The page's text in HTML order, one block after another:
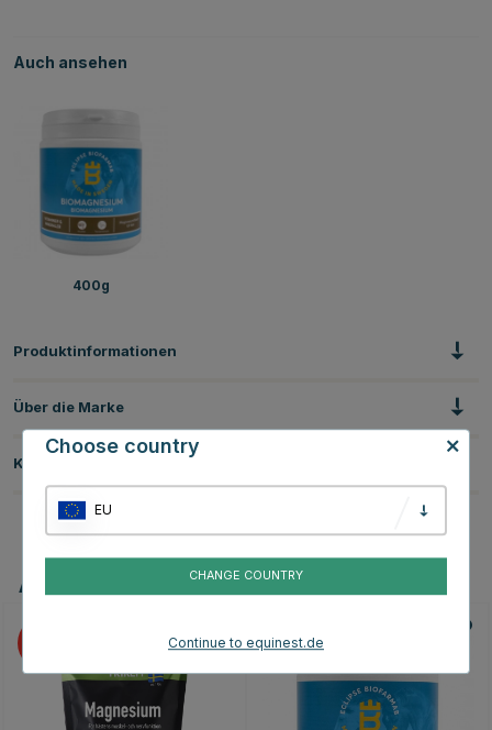
Auch ansehen
400g
Produktinformationen
Über die Marke
Kundenbewertungen
Andere Produkte, die Ihnen gefallen könnten
10
Choose country
EU
CHANGE COUNTRY
Continue to equinest.de